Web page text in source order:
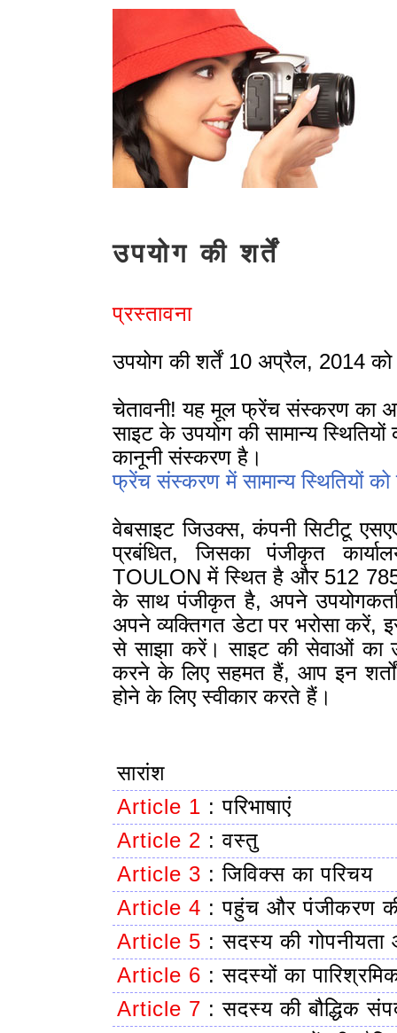
उपयोग की शर्तें
प्रस्तावना
उपयोग की शर्तें 10 अप्रैल, 2014 को
चेतावनी! यह मूल फ्रेंच संस्करण का
साइट के उपयोग की सामान्य
कानूनी संस्करण है।
फ्रेंच संस्करण में सामान्य स्थितियों को
वेबसाइट जिउक्स, कंपनी सिटीटू
प्रबंधित, जिसका पंजीकृत
TOULON में स्थित है और 512
के साथ पंजीकृत है, अपने
अपने व्यक्तिगत डेटा पर भरोसा
से साझा करें। साइट की सेवाओं का
करने के लिए सहमत हैं, आप इन शर्तों
होने के लिए स्वीकार करते हैं।
सारांश
Article 1 :परिभाषाएं
Article 2 :वस्तु
Article 3 :जिविक्स का परिचय
Article 4 :पहुंच और पंजीकरण
Article 5 :सदस्य की
Article 6 :सदस्यों का
Article 7 :सदस्य की बौद्धिक